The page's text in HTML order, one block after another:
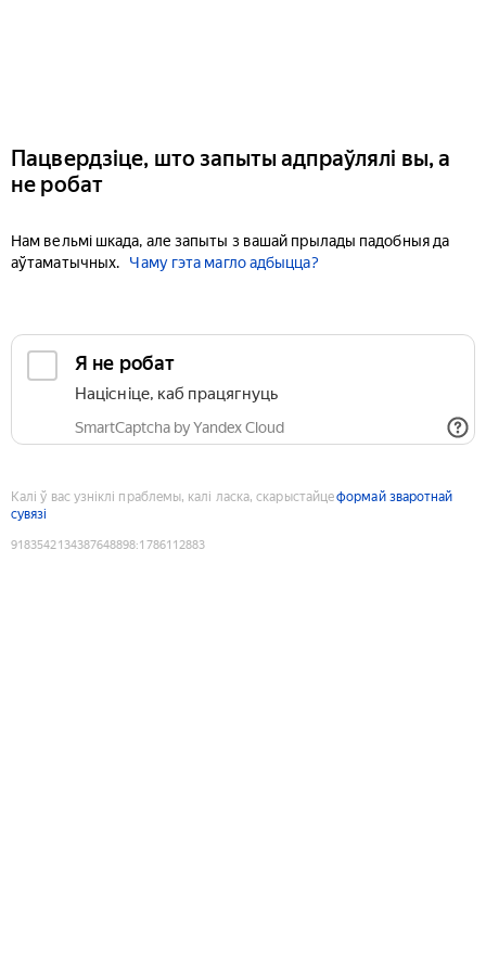
Пацвердзіце, што запыты адпраўлялі вы, а
не робат
Нам вельмі шкада, але запыты з вашай прылады падобныя да
аўтаматычных.
Чаму гэта магло адбыцца?
Я не робат
Націсніце, каб працягнуць
SmartCaptcha by Yandex Cloud
Калі ў вас узніклі праблемы, калі ласка, скарыстайцеформай зваротнай
сувязі
9183542134387648898:1786112883